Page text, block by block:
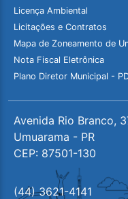
Licença Ambiental
Licitações e Contratos
Mapa de Zoneamento de
Nota Fiscal Eletrônica
Plano Diretor Municipal -
Avenida Rio Branco,
Umuarama - PR
CEP: 87501-130
(44) 3621-4141